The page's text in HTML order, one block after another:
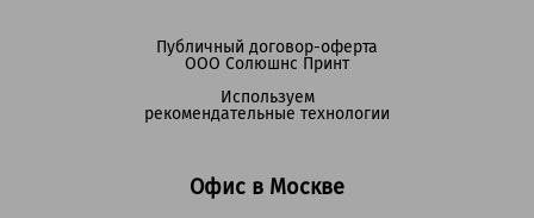
Офис в Москве
Публичный договор-оферта
ООО Солюшнс Принт
Используем
рекомендательные технологии